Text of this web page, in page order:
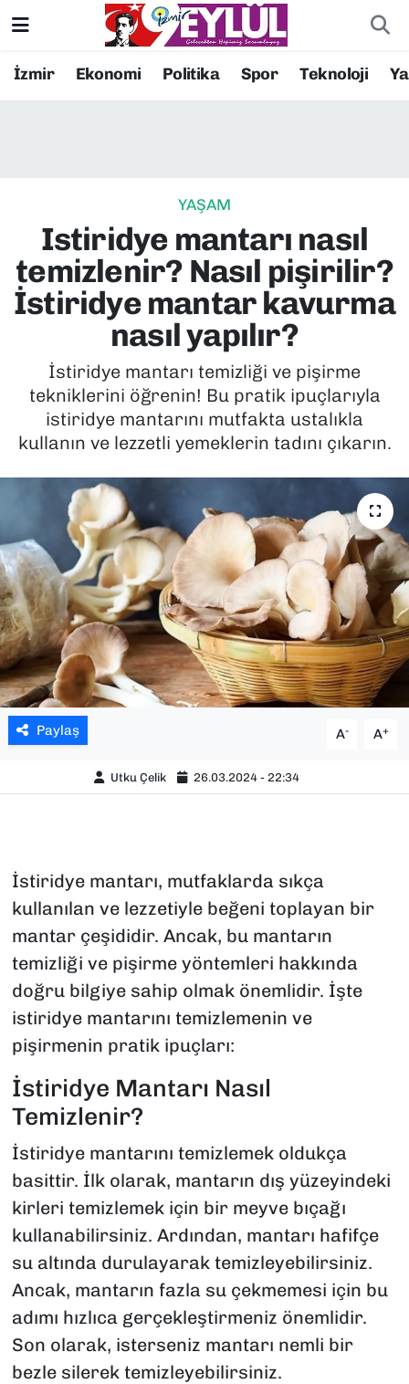
İzmir Ekonomi Politika Spor Teknoloji
YAŞAM
Istiridye mantarı nasıl
temizlenir? Nasıl pişirilir?
İstiridye mantar kavurma
nasıl yapılır?
İstiridye mantarı temizliği ve pişirme
tekniklerini öğrenin! Bu pratik ipuçlarıyla
istiridye mantarını mutfakta ustalıkla
kullanın ve lezzetli yemeklerin tadını çıkarın.
Paylaş A- A+
Utku Çelik 26.03.2024 - 22:34
İstiridye mantarı, mutfaklarda sıkça
kullanılan ve lezzetiyle beğeni toplayan bir
mantar çeşididir. Ancak, bu mantarın
temizliği ve pişirme yöntemleri hakkında
doğru bilgiye sahip olmak önemlidir. İşte
istiridye mantarını temizlemenin ve
pişirmenin pratik ipuçları:
İstiridye Mantarı Nasıl
Temizlenir?
İstiridye mantarını temizlemek oldukça
basittir. İlk olarak, mantarın dış yüzeyindeki
kirleri temizlemek için bir meyve bıçağı
kullanabilirsiniz. Ardından, mantarı hafifçe
su altında durulayarak temizleyebilirsiniz.
Ancak, mantarın fazla su çekmemesi için bu
adımı hızlıca gerçekleştirmeniz önemlidir.
Son olarak, isterseniz mantarı nemli bir
bezle silerek temizleyebilirsiniz.
Resmi İlanlar
EKONOMİ
KÜLTÜR SANAT
MAGAZİN
POLİTİKA
SAĞLIK
SPOR
TEKNOLOJİ
YAŞAM
YEREL YÖNETİMLER
Konak Nöbetçi Eczaneler
Süper Lig Puan Durumu ve Fikstür
Tüm Manşetler
Son Dakika Haberleri
Haber Arşivi